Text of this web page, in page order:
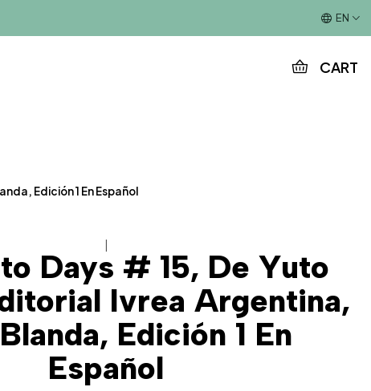
CART
EN
Edición 1 En Español
Days # 15, De Yuto
Ivrea Argentina,
Edición 1 En
Español